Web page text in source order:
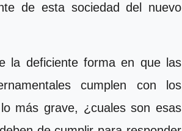
de esta sociedad del nuevo
la deficiente forma en que las
cumplen con los
más grave, ¿cuales son esas